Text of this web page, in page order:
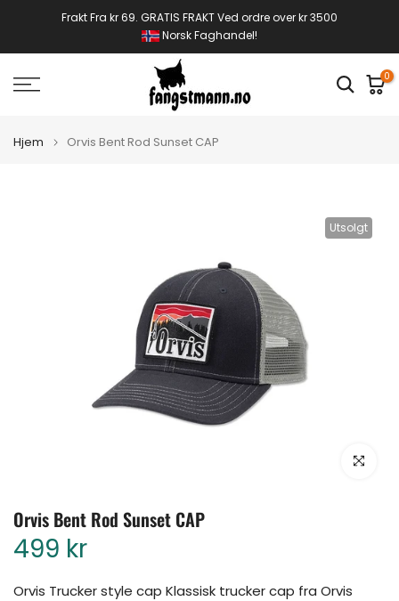
Frakt Fra kr 69. GRATIS FRAKT Ved ordre over kr 3500
Norsk Faghandel!
0
Hjem Orvis Bent Rod Sunset CAP
Utsolgt
Klikk for å
Orvis Bent Rod Sunset CAP
499 kr
Orvis Trucker style cap Klassisk trucker cap fra Orvis